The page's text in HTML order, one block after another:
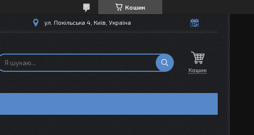
Кошик
ул. Покільська 4, Київ, Україна
Кошик